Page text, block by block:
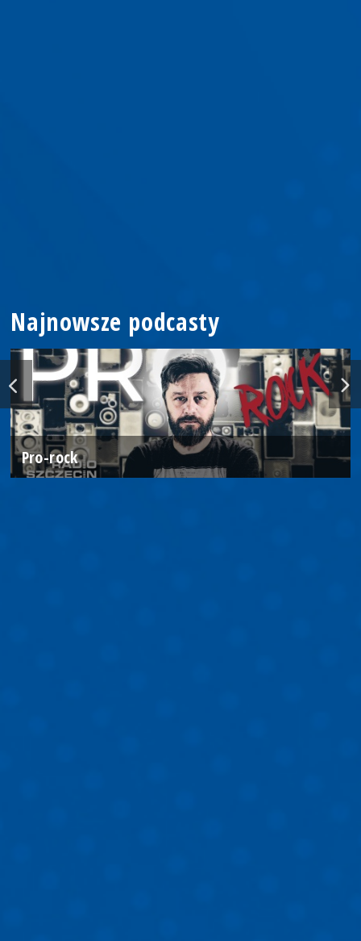
Najnowsze podcasty
Pro-rock